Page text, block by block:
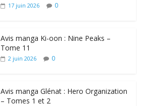
17 juin 2026 0
Avis manga Ki-oon : Nine Peaks –
Tome 11
2 juin 2026 0
Avis manga Glénat : Hero Organization
– Tomes 1 et 2